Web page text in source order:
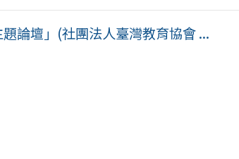
論壇」(社團法人臺灣教育協會 ...